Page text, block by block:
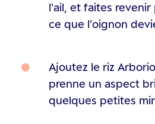
l'ail, et faites
ce que l'oignon
Ajoutez le riz
prenne un aspect
quelques petites